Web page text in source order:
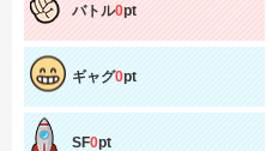
バトル0pt
ギャグ0pt
SF0pt